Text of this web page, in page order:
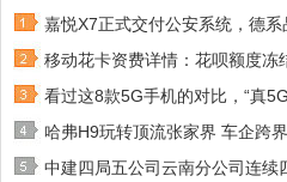
嘉悦X7正式交付公安系统，德系
移动花卡资费详情：花呗额度冻
看过这8款5G手机的对比，“真
哈弗H9玩转顶流张家界 车企跨
中建四局五公司云南分公司连续